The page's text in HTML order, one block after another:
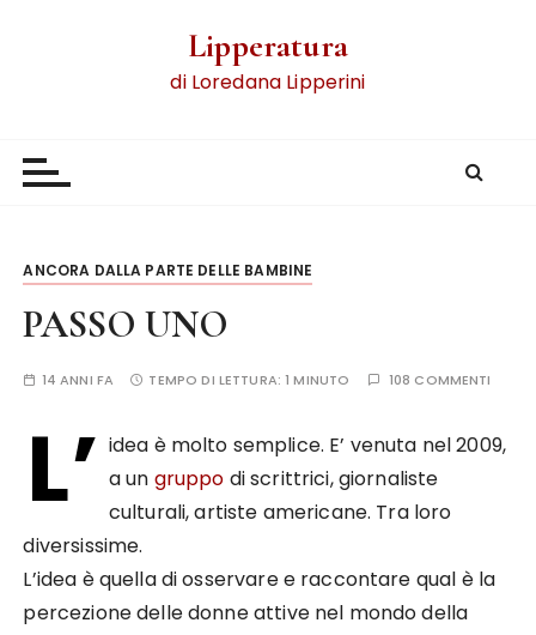
Lipperatura
di Loredana Lipperini
ANCORA DALLA PARTE DELLE BAMBINE
PASSO UNO
14 ANNI FA TEMPO DI LETTURA:1 MINUTO 108 COMMENTI
L’ idea è molto semplice. E’ venuta nel 2009,
a un gruppo di scrittrici, giornaliste
culturali, artiste americane. Tra loro
diversissime.
L’idea è quella di osservare e raccontare qual è la
percezione delle donne attive nel mondo della